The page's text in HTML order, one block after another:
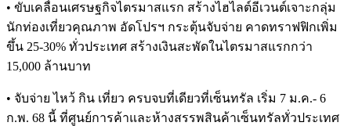
• ขับเคลื่อนเศรษฐกิจไตรมาสแรก สร้างไฮไลต์อีเวนต์เจาะกลุ่ม
นักท่องเที่ยวคุณภาพ อัดโปรฯ กระตุ้นจับจ่าย คาดทราฟฟิกเพิ่ม
ขึ้น 25-30% ทั่วประเทศ สร้างเงินสะพัดในไตรมาสแรกกว่า
15,000 ล้านบาท
• จับจ่าย ไหว้ กิน เที่ยว ครบจบที่เดียวที่เซ็นทรัล เริ่ม 7 ม.ค.- 6
ก.พ. 68 นี้ ที่ศูนย์การค้าและห้างสรรพสินค้าเซ็นทรัลทั่วประเทศ